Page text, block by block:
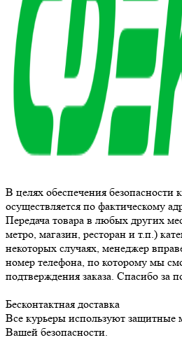
В целях обеспечения безопасности
осуществляется по фактическому
Передача товара в любых других
метро, магазин, ресторан и т.п.)
некоторых случаях, менеджер
номер телефона, по которому мы
подтверждения заказа. Спасибо за
Бесконтактная доставка
Все курьеры используют защитные
Вашей безопасности.